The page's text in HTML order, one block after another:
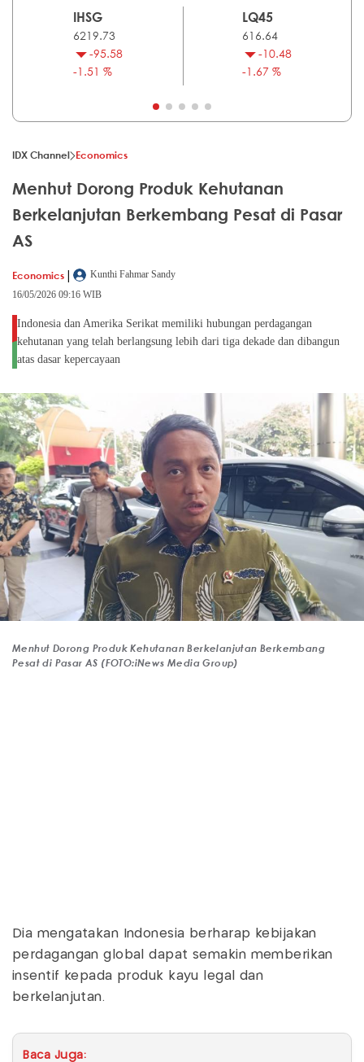
IHSG
6219.73
-95.58
-1.51 %
LQ45
616.64
-10.48
-1.67 %
IDX Channel Economics
Menhut Dorong Produk Kehutanan
Berkelanjutan Berkembang Pesat di Pasar
AS
Economics |
Kunthi Fahmar Sandy
16/05/2026 09:16 WIB
Indonesia dan Amerika Serikat memiliki hubungan perdagangan
kehutanan yang telah berlangsung lebih dari tiga dekade dan dibangun
atas dasar kepercayaan
Menhut Dorong Produk Kehutanan Berkelanjutan Berkembang
Pesat di Pasar AS (FOTO:iNews Media Group)
Dia mengatakan Indonesia berharap kebijakan
perdagangan global dapat semakin memberikan
insentif kepada produk kayu legal dan
berkelanjutan.
Baca Juga: